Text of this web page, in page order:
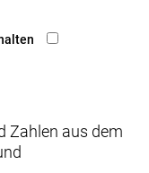
Zahlen aus dem